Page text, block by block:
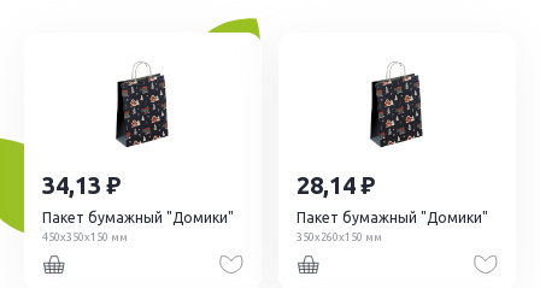
34,13
Пакет бумажный "Домики"
450х350х150 мм
28,14
Пакет бумажный "Домики"
350х260х150 мм